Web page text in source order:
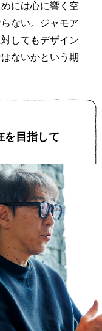
には心に響く空
ない。ジャモア
してもデザイン
ないかという期
を目指して